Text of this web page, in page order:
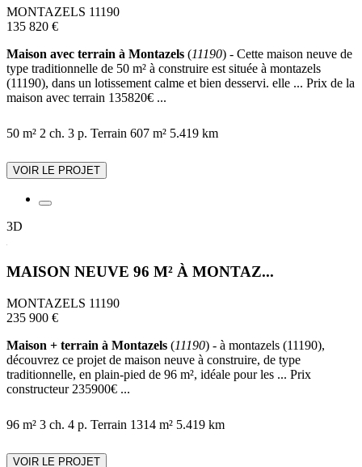
MONTAZELS 11190
135 820 €
Maison avec terrain à Montazels (11190) - Cette maison neuve de
type traditionnelle de 50 m² à construire est située à montazels
(11190), dans un lotissement calme et bien desservi. elle ... Prix de la
maison avec terrain 135820€ ...
50 m² 2 ch. 3 p. Terrain 607 m² 5.419 km
VOIR LE PROJET
3D
MAISON NEUVE 96 M² À MONTAZ...
MONTAZELS 11190
235 900 €
Maison + terrain à Montazels (11190) - à montazels (11190),
découvrez ce projet de maison neuve à construire, de type
traditionnelle, en plain-pied de 96 m², idéale pour les ... Prix
constructeur 235900€ ...
96 m² 3 ch. 4 p. Terrain 1314 m² 5.419 km
VOIR LE PROJET